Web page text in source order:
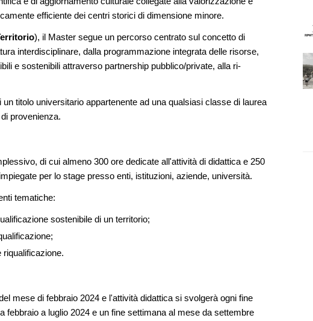
efficiente dei centri storici di dimensione minore.
), il Master segue un percorso centrato sul concetto di
interdisciplinare, dalla programmazione integrata delle risorse,
e sostenibili attraverso partnership pubblico/private, alla ri-
titolo universitario appartenente ad una qualsiasi classe di laurea
provenienza.
di cui almeno 300 ore dedicate all'attività di didattica e 250
per lo stage presso enti, istituzioni, aziende, università.
tematiche:
sostenibile di un territorio;
mese di febbraio 2024 e l'attività didattica si svolgerà ogni fine
a luglio 2024 e un fine settimana al mese da settembre
08
l'Italia: tre
09
EVENTI
Osteria dell'Architetto a Marmomac con i
ELASTICOFarm
Città Osmotiche: la rigenerazione urbana